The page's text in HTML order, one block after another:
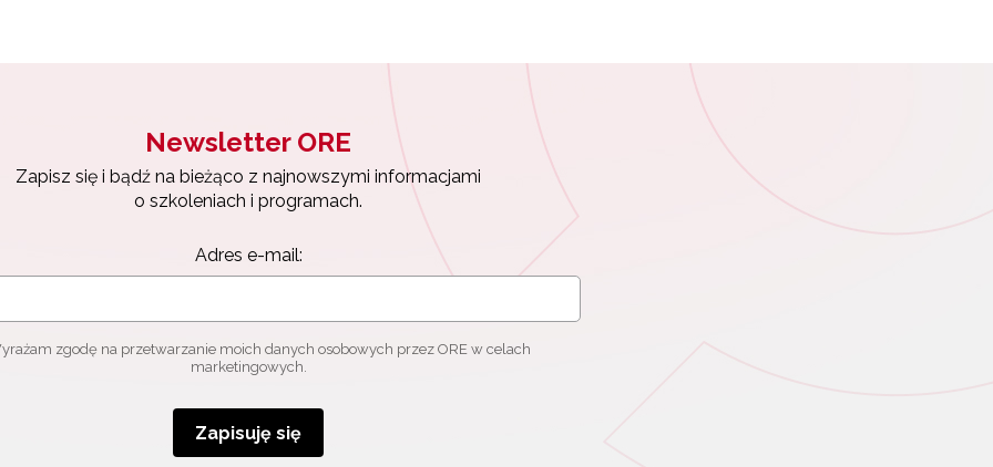
Newsletter ORE
Zapisz się i bądź na bieżąco z najnowszymi informacjami
o szkoleniach i programach.
Adres e-mail:
zgodę na przetwarzanie moich danych osobowych przez ORE w celach
marketingowych.
Zapisuję się